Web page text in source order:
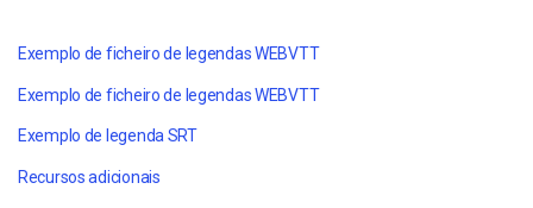
Exemplo de ficheiro de legendas WEBVTT
Exemplo de ficheiro de legendas WEBVTT
Exemplo de legenda SRT
Recursos adicionais